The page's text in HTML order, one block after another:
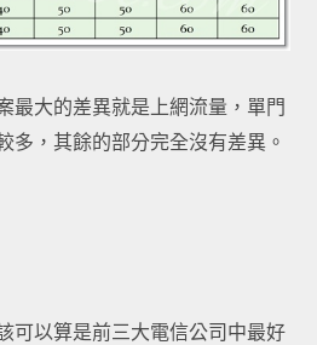
最大的差異就是上網流量，單門
多，其餘的部分完全沒有差異。
可以算是前三大電信公司中最好